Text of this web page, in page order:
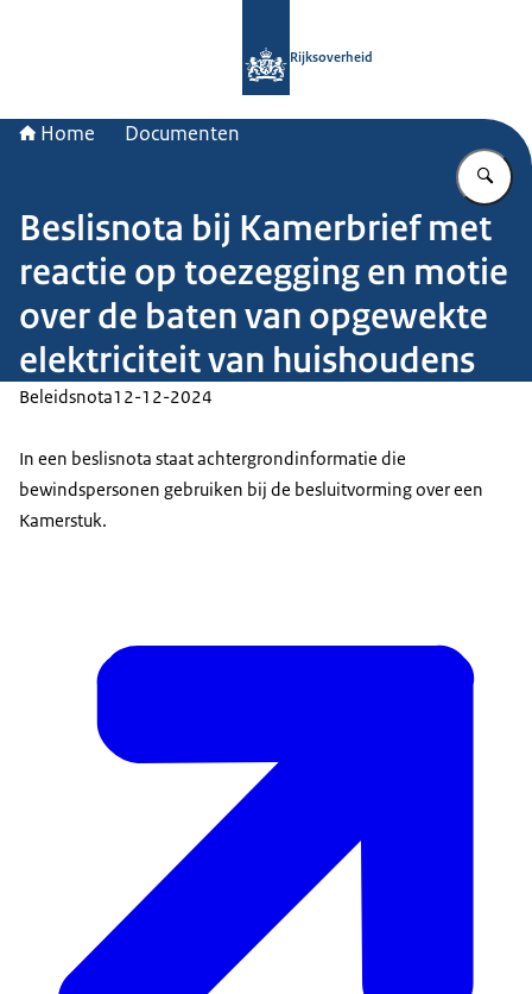
Rijksoverheid
Home Documenten
Beslisnota bij Kamerbrief met
reactie op toezegging en motie
over de baten van opgewekte
elektriciteit van huishoudens
Beleidsnota12-12-2024
In een beslisnota staat achtergrondinformatie die
bewindspersonen gebruiken bij de besluitvorming over een
Kamerstuk.